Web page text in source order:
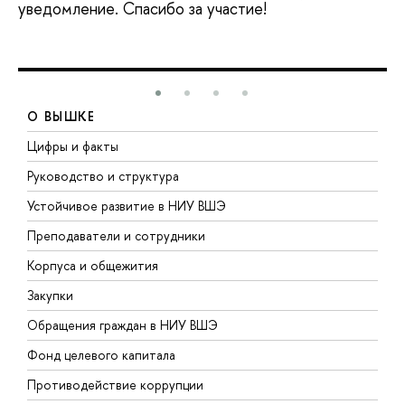
уведомление. Спасибо за участие!
О ВЫШКЕ
Цифры и факты
Руководство и структура
Устойчивое развитие в НИУ ВШЭ
Преподаватели и сотрудники
Корпуса и общежития
Закупки
Обращения граждан в НИУ ВШЭ
Фонд целевого капитала
Противодействие коррупции